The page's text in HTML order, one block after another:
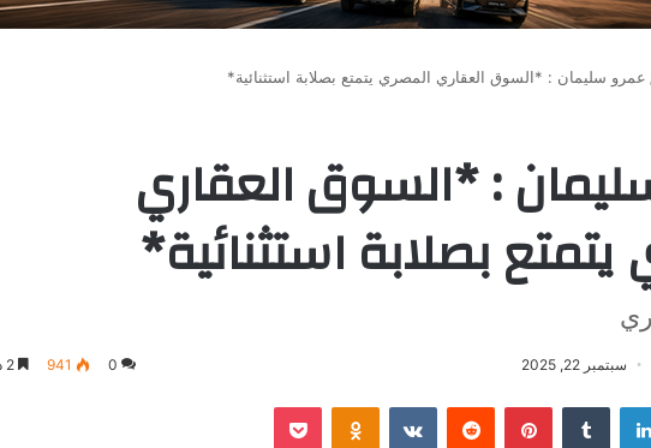
عمرو سليمان : *السوق العقاري المصري يتمتع بصلابة استثنائية*
: *السوق العقاري
بصلابة استثنائية*
إلكترونيا
سبتمبر 22, 2025 0
941
لينكدإن بينتيريست Odnoklassniki
‫Pocket